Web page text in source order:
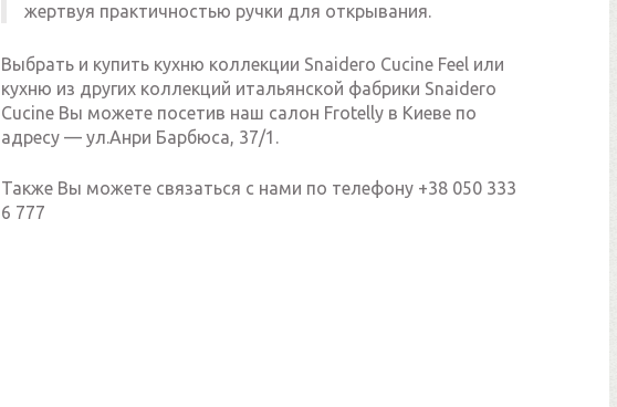
жертвуя практичностью ручки для открывания.
Выбрать и купить кухню коллекции Snaidero Cucine Feel или
кухню из других коллекций итальянской фабрики Snaidero
Cucine Вы можете посетив наш салон Frotelly в Киеве по
адресу — ул.Анри Барбюса, 37/1.
Также Вы можете связаться с нами по телефону +38 050 333
6 777